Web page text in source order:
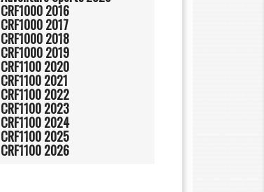
CRF1000 2016
CRF1000 2017
CRF1000 2018
CRF1000 2019
CRF1100 2020
CRF1100 2021
CRF1100 2022
CRF1100 2023
CRF1100 2024
CRF1100 2025
CRF1100 2026